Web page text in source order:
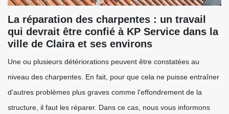
La réparation des charpentes : un travail
qui devrait être confié à KP Service dans la
ville de Claira et ses environs
Une ou plusieurs détériorations peuvent être constatées au
niveau des charpentes. En fait, pour que cela ne puisse entraîner
d'autres problèmes plus graves comme l'effondrement de la
structure, il faut les réparer. Dans ce cas, nous vous informons